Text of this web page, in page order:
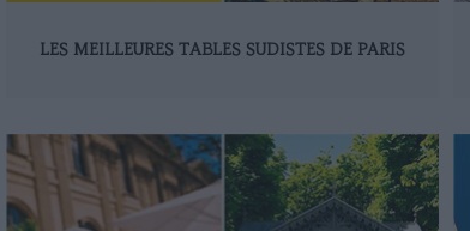
LES MEILLEURES TABLES SUDISTES DE PARIS